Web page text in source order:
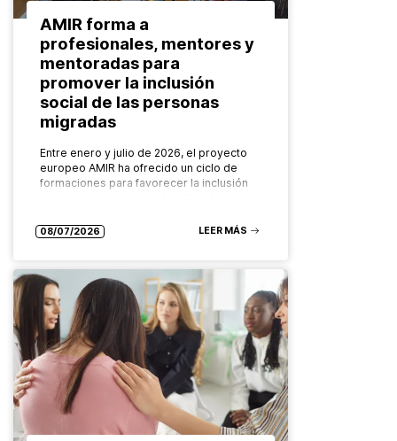
AMIR forma a
profesionales, mentores y
mentoradas para
promover la inclusión
social de las personas
migradas
Entre enero y julio de 2026, el proyecto
europeo AMIR ha ofrecido un ciclo de
formaciones para favorecer la inclusión
08/07/2026 LEER MÁS